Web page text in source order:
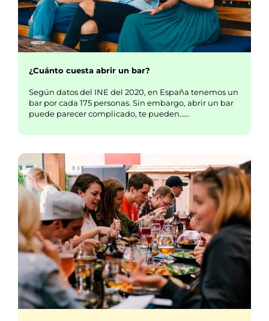
¿Cuánto cuesta abrir un bar?
Según datos del INE del 2020, en España tenemos un
bar por cada 175 personas. Sin embargo, abrir un bar
puede parecer complicado, te pueden……